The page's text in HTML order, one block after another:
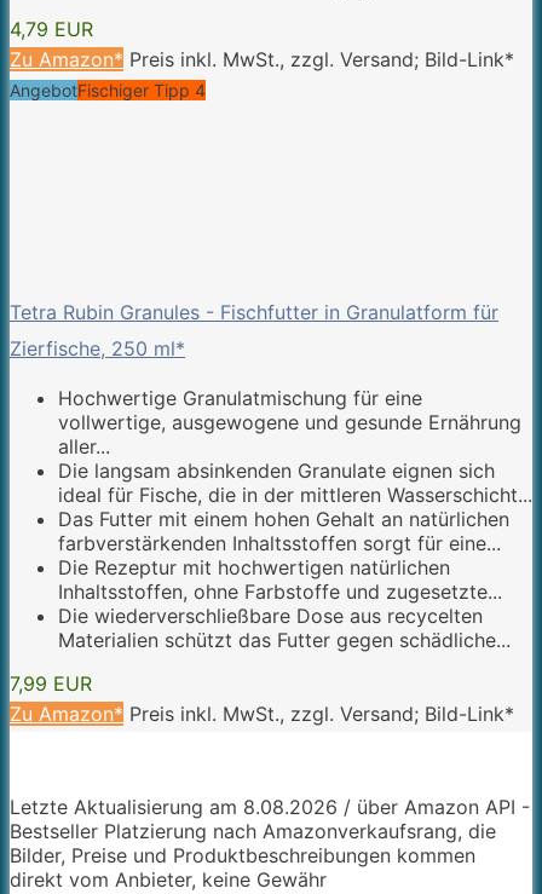
4,79 EUR
Zu Amazon* Preis inkl. MwSt., zzgl. Versand; Bild-Link*
AngebotFischiger Tipp 4
Tetra Rubin Granules - Fischfutter in Granulatform für
Zierfische, 250 ml*
Hochwertige Granulatmischung für eine
vollwertige, ausgewogene und gesunde Ernährung
aller...
Die langsam absinkenden Granulate eignen sich
ideal für Fische, die in der mittleren Wasserschicht...
Das Futter mit einem hohen Gehalt an natürlichen
farbverstärkenden Inhaltsstoffen sorgt für eine...
Die Rezeptur mit hochwertigen natürlichen
Inhaltsstoffen, ohne Farbstoffe und zugesetzte...
Die wiederverschließbare Dose aus recycelten
Materialien schützt das Futter gegen schädliche...
7,99 EUR
Zu Amazon* Preis inkl. MwSt., zzgl. Versand; Bild-Link*
Letzte Aktualisierung am 8.08.2026 / über Amazon API -
Bestseller Platzierung nach Amazonverkaufsrang, die
Bilder, Preise und Produktbeschreibungen kommen
direkt vom Anbieter, keine Gewähr